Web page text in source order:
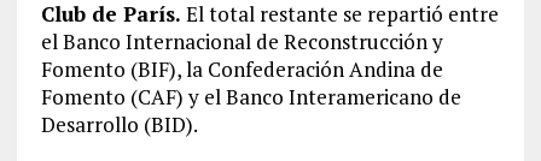
Club de París. El total restante se repartió entre
el Banco Internacional de Reconstrucción y
Fomento (BIF), la Confederación Andina de
Fomento (CAF) y el Banco Interamericano de
Desarrollo (BID).